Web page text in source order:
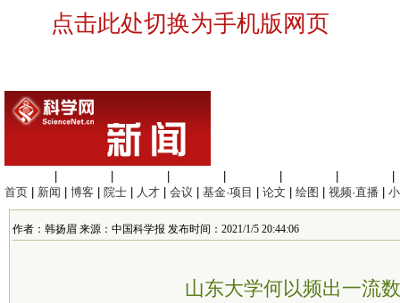
点击此处切换为手机版网页
首页
新闻 博客 院士 人才 会议 基金·项目 论文 绘图 视频·直播
作者：韩扬眉 来源：中国科学报 发布时间：2021/1/5 20:44:06
山东大学何以频出一流